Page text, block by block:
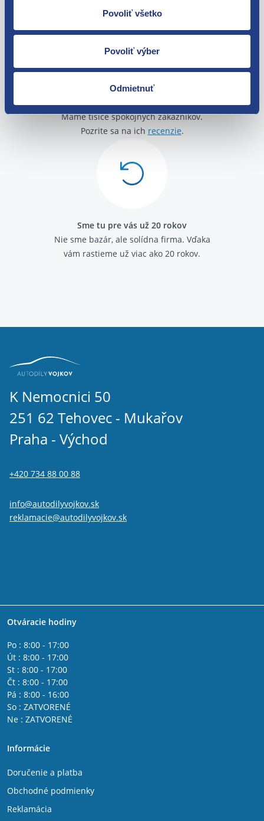
Povoliť všetko
Povoliť výber
Odmietnuť
zakúpenia. Alebo vám pošleme náhradu.
O svojich zákazníkov sa staráme
Máme tisíce spokojných zákazníkov.
Pozrite sa na ich recenzie.
Sme tu pre vás už 20 rokov
Nie sme bazár, ale solídna firma. Vďaka
vám rastieme už viac ako 20 rokov.
K Nemocnici 50
251 62 Tehovec - Mukařov
Praha - Východ
+420 734 88 00 88
info@autodilyvojkov.sk
reklamacie@autodilyvojkov.sk
Otváracie hodiny
Po : 8:00 - 17:00
Út : 8:00 - 17:00
St : 8:00 - 17:00
Čt : 8:00 - 17:00
Pá : 8:00 - 16:00
So : ZATVORENÉ
Ne : ZATVORENÉ
Informácie
Doručenie a platba
Obchodné podmienky
Reklamácia